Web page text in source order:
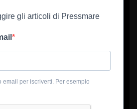
gli articoli di Pressmare
email per iscriverti. Per esempio